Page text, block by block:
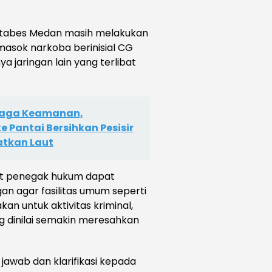
Medan masih melakukan
narkoba berinisial CG
jaringan lain yang terlibat
Keamanan,
Pantai Bersihkan Pesisir
Laut
hukum dapat
agar fasilitas umum seperti
untuk aktivitas kriminal,
dinilai semakin meresahkan
dan klarifikasi kepada